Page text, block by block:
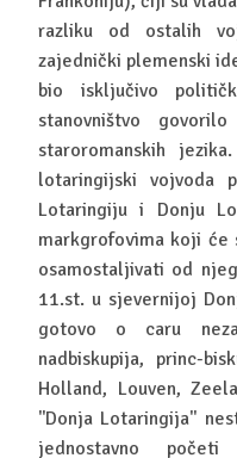
razliku od ostalih
zajednički plemenski
bio isključivo
stanovništvo
staroromanskih
lotaringijski vojvoda
Lotaringiju i Donju
markgrofovima koji će
osamostaljivati od
11.st. u sjevernijoj
gotovo o caru
nadbiskupija, princ-
Holland, Louven,
''Donja Lotaringija''
jednostavno